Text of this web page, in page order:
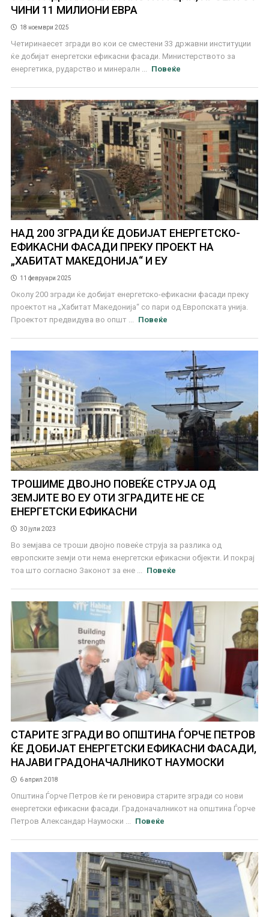
ЧИНИ 11 МИЛИОНИ ЕВРА
18 ноември 2025
Четиринаесет згради во кои се сместени 33 државни институции
ќе добијат енергетски ефикасни фасади. Министерството за
енергетика, рударство и минералн ...
Повеќе
НАД 200 ЗГРАДИ ЌЕ ДОБИЈАТ ЕНЕРГЕТСКО-
ЕФИКАСНИ ФАСАДИ ПРЕКУ ПРОЕКТ НА
„ХАБИТАТ МАКЕДОНИЈА“ И ЕУ
11 февруари 2025
Околу 200 згради ќе добијат енергетско-ефикасни фасади преку
проектот на „Хабитат Македонија“ со пари од Европската унија.
Проектот предвидува во општ ...
Повеќе
ТРОШИМЕ ДВОЈНО ПОВЕЌЕ СТРУЈА ОД
ЗЕМЈИТЕ ВО ЕУ ОТИ ЗГРАДИТЕ НЕ СЕ
ЕНЕРГЕТСКИ ЕФИКАСНИ
30 јули 2023
Во земјава се троши двојно повеќе струја за разлика од
европските земји оти нема енергетски ефикасни објекти. И покрај
тоа што согласно Законот за ене ...
Повеќе
СТАРИТЕ ЗГРАДИ ВО ОПШТИНА ЃОРЧЕ ПЕТРОВ
ЌЕ ДОБИЈАТ ЕНЕРГЕТСКИ ЕФИКАСНИ ФАСАДИ,
НАЈАВИ ГРАДОНАЧАЛНИКОТ НАУМОСКИ
6 април 2018
Општина Ѓорче Петров ќе ги реновира старите згради со нови
енергетски ефикасни фасади. Градоначалникот на општина Ѓорче
Петров Александар Наумоски ...
Повеќе